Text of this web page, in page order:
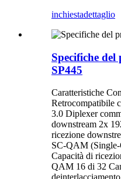
inchiestadettaglio
Specifiche
SP445
Caratteristiche
Retrocompatibile
3.0 Diplexer
downstream 2x
ricezione
SC-QAM
Capacità di
QAM 16 di 32